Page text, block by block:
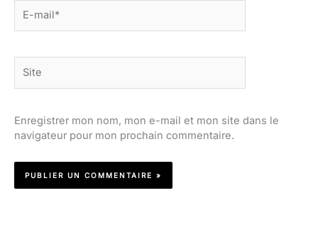
mail*
Enregistrer mon nom, mon e-mail et mon site dans le
navigateur pour mon prochain commentaire.